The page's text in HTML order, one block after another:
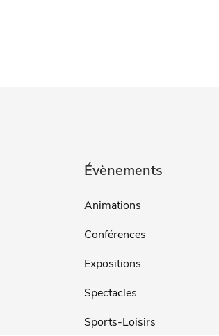
Évènements
Animations
Conférences
Expositions
Spectacles
Sports-Loisirs